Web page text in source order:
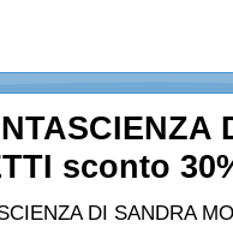
sconto
DI SANDRA